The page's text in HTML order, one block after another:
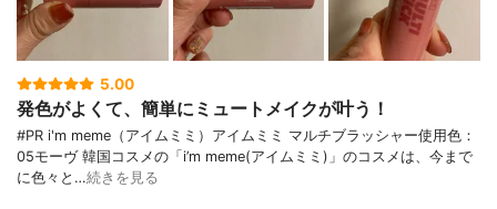
5.00
発色がよくて、簡単にミュートメイクが叶う！
#PR i'm meme（アイムミミ）アイムミミ マルチブラッシャー使用色：
05モーヴ 韓国コスメの「i’m meme(アイムミミ)」のコスメは、今まで
に色々と…続きを見る